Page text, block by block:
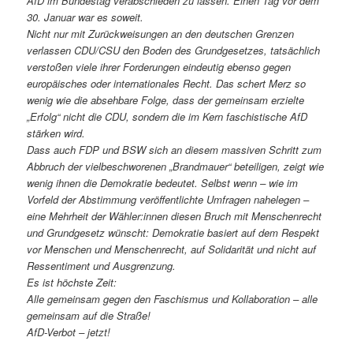
30. Januar war es soweit.
Nicht nur mit Zurückweisungen an den deutschen Grenzen
verlassen CDU/CSU den Boden des Grundgesetzes, tatsächlich
verstoßen viele ihrer Forderungen eindeutig ebenso gegen
europäisches oder internationales Recht. Das schert Merz so
wenig wie die absehbare Folge, dass der gemeinsam erzielte
„Erfolg“ nicht die CDU, sondern die im Kern faschistische AfD
stärken wird.
Dass auch FDP und BSW sich an diesem massiven Schritt zum
Abbruch der vielbeschworenen „Brandmauer“ beteiligen, zeigt wie
wenig ihnen die Demokratie bedeutet. Selbst wenn – wie im
Vorfeld der Abstimmung veröffentlichte Umfragen nahelegen –
eine Mehrheit der Wähler:innen diesen Bruch mit Menschenrecht
und Grundgesetz wünscht: Demokratie basiert auf dem Respekt
vor Menschen und Menschenrecht, auf Solidarität und nicht auf
Ressentiment und Ausgrenzung.
Es ist höchste Zeit:
Alle gemeinsam gegen den Faschismus und Kollaboration – alle
gemeinsam auf die Straße!
AfD-Verbot – jetzt!